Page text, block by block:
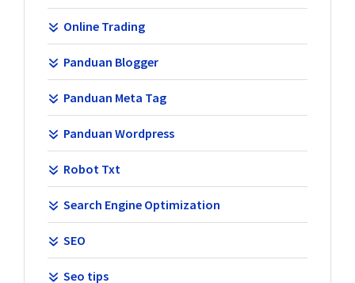
Online Trading
Panduan Blogger
Panduan Meta Tag
Panduan Wordpress
Robot Txt
Search Engine Optimization
SEO
Seo tips